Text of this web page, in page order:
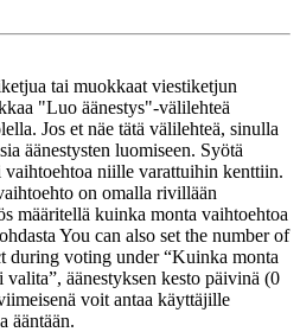
tai muokkaat viestiketjun
"Luo äänestys"-välilehteä
Jos et näe tätä välilehteä, sinulla
äänestysten luomiseen. Syötä
niille varattuihin kenttiin.
on omalla rivillään
määritellä kuinka monta vaihtoehtoa
You can also set the number of
during voting under “Kuinka monta
äänestyksen kesto päivinä (0
voit antaa käyttäjille
ääntään.